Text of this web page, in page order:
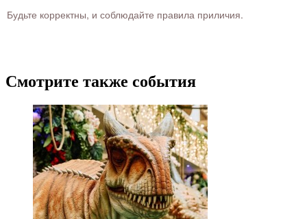
Будьте корректны, и соблюдайте правила приличия.
Смотрите также события